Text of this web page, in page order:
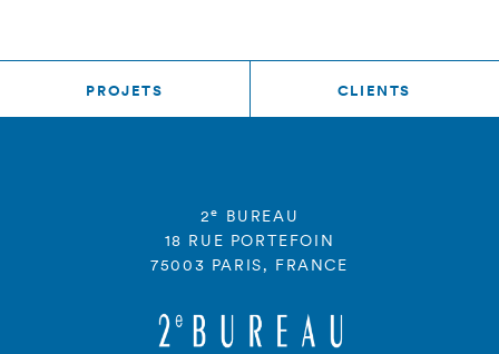
PROJETS CLIENTS
2e
BUREAU
18 RUE PORTEFOIN
75003 PARIS, FRANCE